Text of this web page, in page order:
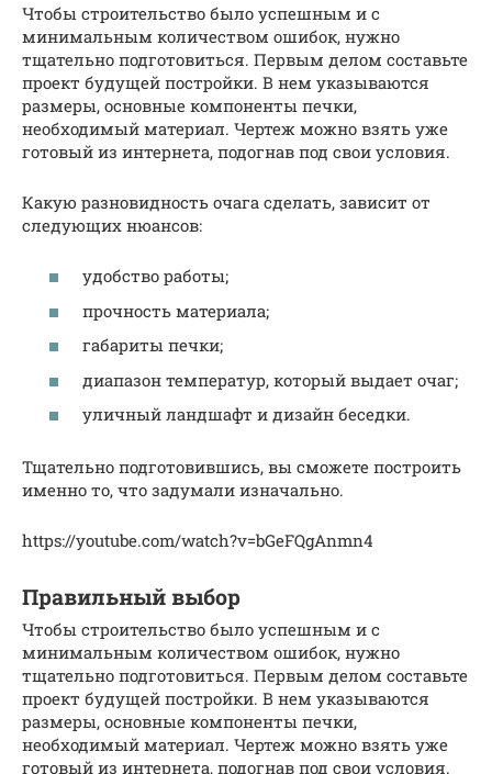
Чтобы строительство было успешным и с
минимальным количеством ошибок, нужно
тщательно подготовиться. Первым делом составьте
проект будущей постройки. В нем указываются
размеры, основные компоненты печки,
необходимый материал. Чертеж можно взять уже
готовый из интернета, подогнав под свои условия.
Какую разновидность очага сделать, зависит от
следующих нюансов:
удобство работы;
прочность материала;
габариты печки;
диапазон температур, который выдает очаг;
уличный ландшафт и дизайн беседки.
Тщательно подготовившись, вы сможете построить
именно то, что задумали изначально.
https://youtube.com/watch?v=bGeFQgAnmn4
Правильный выбор
Чтобы строительство было успешным и с
минимальным количеством ошибок, нужно
тщательно подготовиться. Первым делом составьте
проект будущей постройки. В нем указываются
размеры, основные компоненты печки,
необходимый материал. Чертеж можно взять уже
готовый из интернета, подогнав под свои условия.